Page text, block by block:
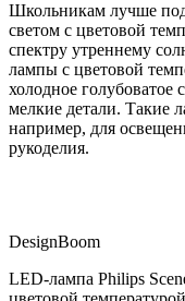
Школьникам лучше
светом с цветовой
спектру утреннему
лампы с цветовой
холодное голубоватое
мелкие детали. Такие
например, для
рукоделия.
DesignBoom
LED-лампа Philips